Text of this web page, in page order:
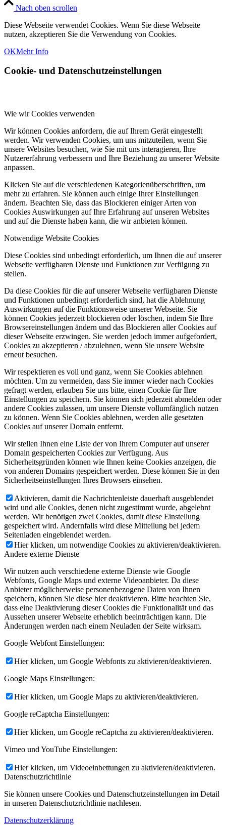
Nach oben scrollen
Diese Webseite verwendet Cookies. Wenn Sie diese Webseite
nutzen, akzeptieren Sie die Verwendung von Cookies.
OKMehr Info
Cookie- und Datenschutzeinstellungen
Wie wir Cookies verwenden
Wir können Cookies anfordern, die auf Ihrem Gerät eingestellt
werden. Wir verwenden Cookies, um uns mitzuteilen, wenn Sie
unsere Websites besuchen, wie Sie mit uns interagieren, Ihre
Nutzererfahrung verbessern und Ihre Beziehung zu unserer Website
anpassen.
Klicken Sie auf die verschiedenen Kategorienüberschriften, um
mehr zu erfahren. Sie können auch einige Ihrer Einstellungen
ändern. Beachten Sie, dass das Blockieren einiger Arten von
Cookies Auswirkungen auf Ihre Erfahrung auf unseren Websites
und auf die Dienste haben kann, die wir anbieten können.
Notwendige Website Cookies
Diese Cookies sind unbedingt erforderlich, um Ihnen die auf unserer
Webseite verfügbaren Dienste und Funktionen zur Verfügung zu
stellen.
Da diese Cookies für die auf unserer Webseite verfügbaren Dienste
und Funktionen unbedingt erforderlich sind, hat die Ablehnung
Auswirkungen auf die Funktionsweise unserer Webseite. Sie
können Cookies jederzeit blockieren oder löschen, indem Sie Ihre
Browsereinstellungen ändern und das Blockieren aller Cookies auf
dieser Webseite erzwingen. Sie werden jedoch immer aufgefordert,
Cookies zu akzeptieren / abzulehnen, wenn Sie unsere Website
erneut besuchen.
Wir respektieren es voll und ganz, wenn Sie Cookies ablehnen
möchten. Um zu vermeiden, dass Sie immer wieder nach Cookies
gefragt werden, erlauben Sie uns bitte, einen Cookie für Ihre
Einstellungen zu speichern. Sie können sich jederzeit abmelden oder
andere Cookies zulassen, um unsere Dienste vollumfänglich nutzen
zu können. Wenn Sie Cookies ablehnen, werden alle gesetzten
Cookies auf unserer Domain entfernt.
Wir stellen Ihnen eine Liste der von Ihrem Computer auf unserer
Domain gespeicherten Cookies zur Verfügung. Aus
Sicherheitsgründen können wie Ihnen keine Cookies anzeigen, die
von anderen Domains gespeichert werden. Diese können Sie in den
Sicherheitseinstellungen Ihres Browsers einsehen.
Aktivieren, damit die Nachrichtenleiste dauerhaft ausgeblendet
wird und alle Cookies, denen nicht zugestimmt wurde, abgelehnt
werden. Wir benötigen zwei Cookies, damit diese Einstellung
gespeichert wird. Andernfalls wird diese Mitteilung bei jedem
Seitenladen eingeblendet werden.
Hier klicken, um notwendige Cookies zu aktivieren/deaktivieren.
Andere externe Dienste
Wir nutzen auch verschiedene externe Dienste wie Google
Webfonts, Google Maps und externe Videoanbieter. Da diese
Anbieter möglicherweise personenbezogene Daten von Ihnen
speichern, können Sie diese hier deaktivieren. Bitte beachten Sie,
dass eine Deaktivierung dieser Cookies die Funktionalität und das
Aussehen unserer Webseite erheblich beeinträchtigen kann. Die
Änderungen werden nach einem Neuladen der Seite wirksam.
Google Webfont Einstellungen:
Hier klicken, um Google Webfonts zu aktivieren/deaktivieren.
Google Maps Einstellungen:
Hier klicken, um Google Maps zu aktivieren/deaktivieren.
Google reCaptcha Einstellungen:
Hier klicken, um Google reCaptcha zu aktivieren/deaktivieren.
Vimeo und YouTube Einstellungen:
Hier klicken, um Videoeinbettungen zu aktivieren/deaktivieren.
Datenschutzrichtlinie
Sie können unsere Cookies und Datenschutzeinstellungen im Detail
in unseren Datenschutzrichtlinie nachlesen.
Datenschutzerklärung